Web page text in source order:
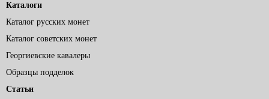
Каталоги
Каталог русских монет
Каталог советских монет
Георгиевские кавалеры
Образцы подделок
Статьи